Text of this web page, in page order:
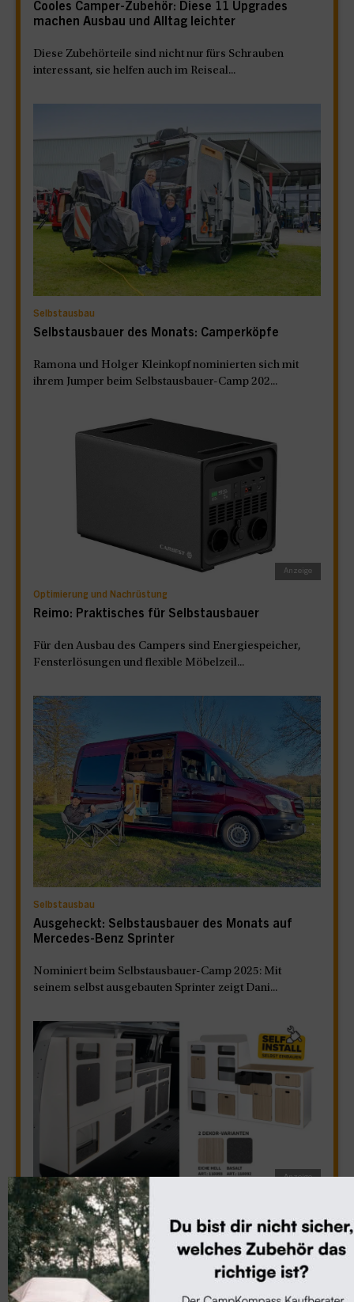
Cooles Camper-Zubehör: Diese 11 Upgrades
machen Ausbau und Alltag leichter
Diese Zubehörteile sind nicht nur fürs Schrauben
interessant, sie helfen auch im Reiseal...
Selbstausbau
Selbstausbauer des Monats: Camperköpfe
Ramona und Holger Kleinkopf nominierten sich mit
ihrem Jumper beim Selbstausbauer-Camp 202...
Optimierung und Nachrüstung
Reimo: Praktisches für Selbstausbauer
Für den Ausbau des Campers sind Energiespeicher,
Fensterlösungen und flexible Möbelzeil...
Selbstausbau
Ausgeheckt: Selbstausbauer des Monats auf
Mercedes-Benz Sprinter
Nominiert beim Selbstausbauer-Camp 2025: Mit
seinem selbst ausgebauten Sprinter zeigt Dani...
Selbstausbau
FlatPack Reimo
Die Fullsize-Möbelzeile FlatPack von Reimo ist speziell
auf den VW Transporter abgestimmt...